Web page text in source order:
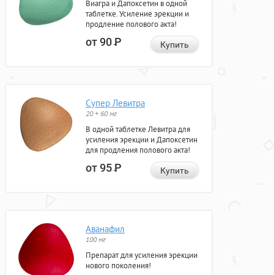
Виагра и Дапоксетин в одной
таблетке. Усиление эрекции и
продление полового акта!
от 90Р Купить
Супер Левитра
20 + 60 мг
В одной таблетке Левитра для
усиления эрекции и Дапоксетин
для продления полового акта!
от 95Р Купить
Аванафил
100 мг
Препарат для усиления эрекции
нового поколения!